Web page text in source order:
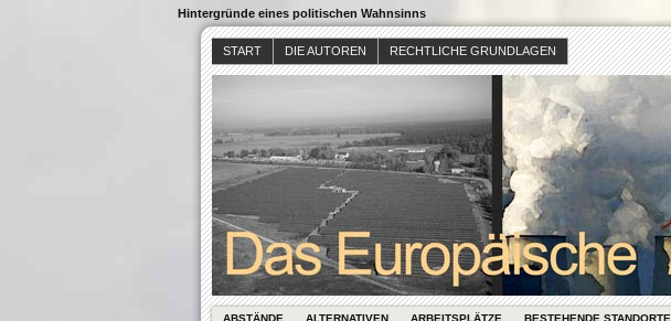
Hintergründe eines politischen Wahnsinns
START DIE AUTOREN RECHTLICHE GRUNDLAGEN
ABSTÄNDE ALTERNATIVEN ARBEITSPLÄTZE BESTEHENDE STANDORTE